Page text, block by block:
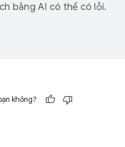
bằng AI có thể có lỗi.
không?